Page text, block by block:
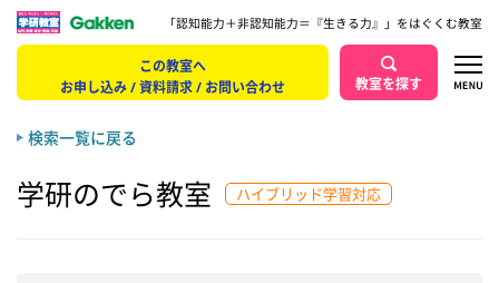
「認知能力＋非認知能力＝『生きる力』」をはぐくむ教室
この教室へ
お申し込み / 資料請求 / お問い合わせ
教室を探す
検索一覧に戻る
学研のでら教室 ハイブリッド学習対応